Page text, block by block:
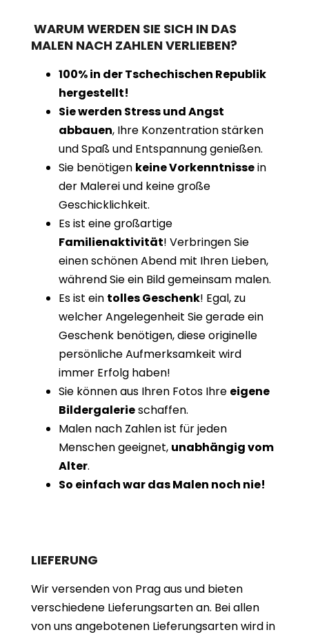
WARUM WERDEN SIE SICH IN DAS
MALEN NACH ZAHLEN VERLIEBEN?
100% in der Tschechischen Republik
hergestellt!
Sie werden Stress und Angst
abbauen, Ihre Konzentration stärken
und Spaß und Entspannung genießen.
Sie benötigen keine Vorkenntnissein
der Malerei und keine große
Geschicklichkeit.
Es ist eine großartige
Familienaktivität! Verbringen Sie
einen schönen Abend mit Ihren Lieben,
während Sie ein Bild gemeinsam malen.
Es ist ein tolles Geschenk! Egal, zu
welcher Angelegenheit Sie gerade ein
Geschenk benötigen, diese originelle
persönliche Aufmerksamkeit wird
immer Erfolg haben!
Sie können aus Ihren Fotos Ihre eigene
Bildergalerieschaffen.
Malen nach Zahlen ist für jeden
Menschen geeignet, unabhängig vom
Alter.
So einfach war das Malen noch nie!
LIEFERUNG
Wir versenden von Prag aus und bieten
verschiedene Lieferungsarten an. Bei allen
von uns angebotenen Lieferungsarten wird in